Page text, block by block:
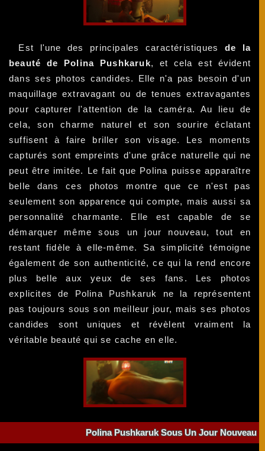
Est l'une des principales caractéristiques de la
beauté de Polina Pushkaruk, et cela est évident
dans ses photos candides. Elle n'a pas besoin d'un
maquillage extravagant ou de tenues extravagantes
pour capturer l'attention de la caméra. Au lieu de
cela, son charme naturel et son sourire éclatant
suffisent à faire briller son visage. Les moments
capturés sont empreints d'une grâce naturelle qui ne
peut être imitée. Le fait que Polina puisse apparaître
belle dans ces photos montre que ce n'est pas
seulement son apparence qui compte, mais aussi sa
personnalité charmante. Elle est capable de se
démarquer même sous un jour nouveau, tout en
restant fidèle à elle-même. Sa simplicité témoigne
également de son authenticité, ce qui la rend encore
plus belle aux yeux de ses fans. Les photos
explicites de Polina Pushkaruk ne la représentent
pas toujours sous son meilleur jour, mais ses photos
candides sont uniques et révèlent vraiment la
véritable beauté qui se cache en elle.
Polina Pushkaruk Sous Un Jour Nouveau